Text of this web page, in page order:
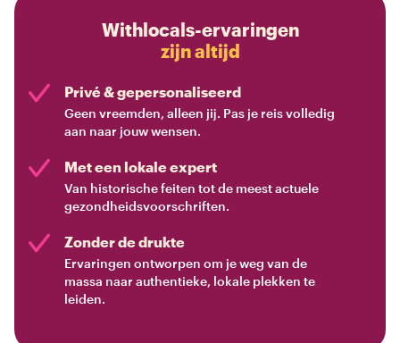
Withlocals-ervaringen
zijn altijd
Privé & gepersonaliseerd
Geen vreemden, alleen jij. Pas je reis volledig
aan naar jouw wensen.
Met een lokale expert
Van historische feiten tot de meest actuele
gezondheidsvoorschriften.
Zonder de drukte
Ervaringen ontworpen om je weg van de
massa naar authentieke, lokale plekken te
leiden.